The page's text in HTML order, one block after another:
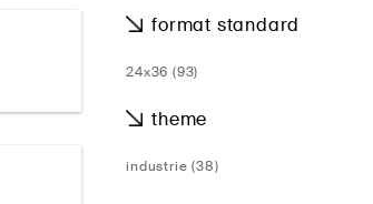
format standard
24x36 (93)
theme
industrie (38)